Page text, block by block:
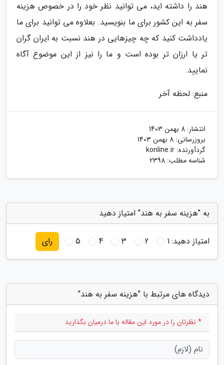
هند را داشته اید، می توانید نظر خود را در خصوص هزینه
سفر به این کشور برای ما بنویسید. بعلاوه می توانید برای ما
یادداشت کنید که چه چیزهایی در هند نسبت به ایران گران
تر یا ارزان تر بوده است و ما را نیز از این موضوع آگاه
نمایید.
منبع: لحظه آخر
انتشار: 8 بهمن 1403
بروزرسانی: 8 بهمن 1403
گردآورنده: konline.ir
شناسه مطلب: 2398
به "هزینه سفر به هند" امتیاز دهید
امتیاز دهید:1
2
3
4
5 رای
دیدگاه های مرتبط با "هزینه سفر به هند"
* نظرتان را در مورد این مقاله با ما درمیان بگذارید